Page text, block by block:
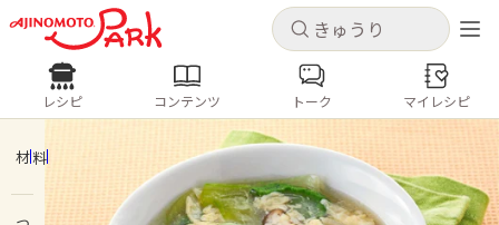
キャンセル
ログインするとレシピを保存できます
ログイン 新規登録
キャンセル
レシピ コンテンツ
人気の食材・レシピ
レシピ コンテンツ トーク マイレシピ
材料